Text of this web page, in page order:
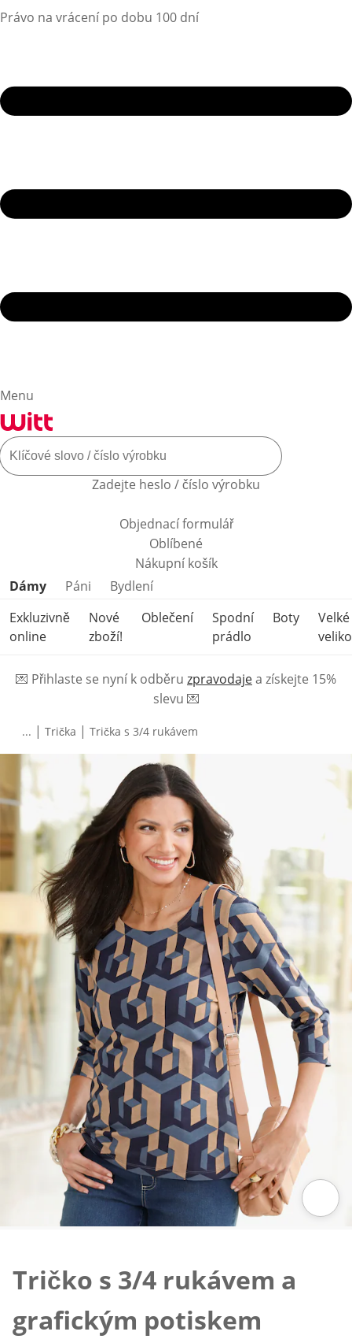
Právo na vrácení po dobu 100 dní
Menu
Zadejte heslo / číslo výrobku
Objednací formulář
Oblíbené
Nákupní košík
Přeskočit kategorie produktů
Dámy Páni
Bydlení
Exkluzivně
online
Nové
zboží!
Oblečení
Spodní
prádlo
Boty
Velké
💌 Přihlaste se nyní k odběru zpravodajea získejte 15%
slevu 💌
... | Trička | Trička s 3/4 rukávem
Tričko s 3/4 rukávem a
grafickým potiskem